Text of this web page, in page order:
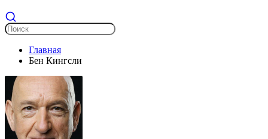
Главная
Бен Кингсли